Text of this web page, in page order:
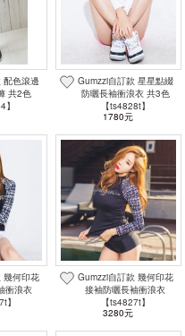
配色滾邊
共2色
】
Gumzzi自訂款 星星點綴
防曬長袖衝浪衣 共3色
【ts4828t】
1780元
幾何印花
衝浪衣
】
Gumzzi自訂款 幾何印花
接袖防曬長袖衝浪衣
【ts4827t】
3280元